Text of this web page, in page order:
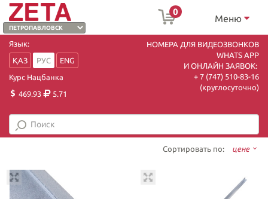
0
Меню
Язык:
ҚАЗ
РУС
ENG
Курс Нацбанка
469.93
5.71
НОМЕРА ДЛЯ ВИДЕОЗВОНКОВ
WHATS APP
И ОНЛАЙН ЗАЯВОК:
+ 7 (747) 510-83-16
(круглосуточно)
Сортировать по: цене